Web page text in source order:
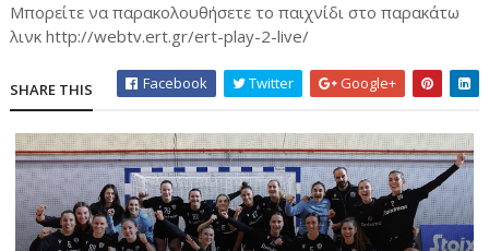
Μπορείτε να παρακολουθήσετε το παιχνίδι στο παρακάτω
λινκ http://webtv.ert.gr/ert-play-2-live/
SHARE THIS Facebook Twitter Google+